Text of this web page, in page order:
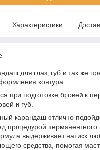
Характеристики
для глаз, губ и так же
контура.
при подготовке бровей к
и губ.
карандаш отлично
процедурой
выдерживает натиск
средства, помогая